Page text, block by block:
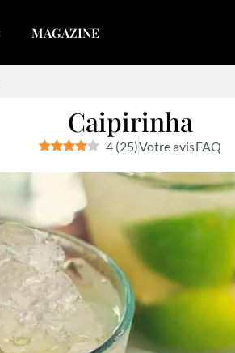
MAGAZINE
Caipirinha
4 (25)Votre avisFAQ